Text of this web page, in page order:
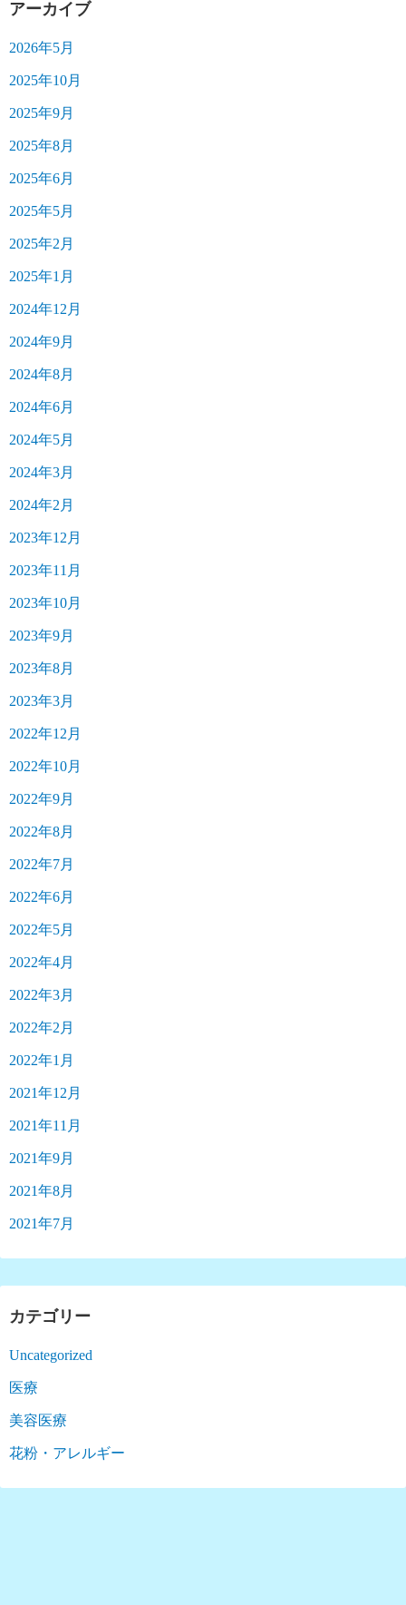
アーカイブ
2026年5月
2025年10月
2025年9月
2025年8月
2025年6月
2025年5月
2025年2月
2025年1月
2024年12月
2024年9月
2024年8月
2024年6月
2024年5月
2024年3月
2024年2月
2023年12月
2023年11月
2023年10月
2023年9月
2023年8月
2023年3月
2022年12月
2022年10月
2022年9月
2022年8月
2022年7月
2022年6月
2022年5月
2022年4月
2022年3月
2022年2月
2022年1月
2021年12月
2021年11月
2021年9月
2021年8月
2021年7月
カテゴリー
Uncategorized
医療
美容医療
花粉・アレルギー